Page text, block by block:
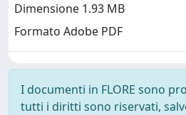
Dimensione 1.93 MB
Formato Adobe PDF
I documenti in FLORE sono
tutti i diritti sono riservati,